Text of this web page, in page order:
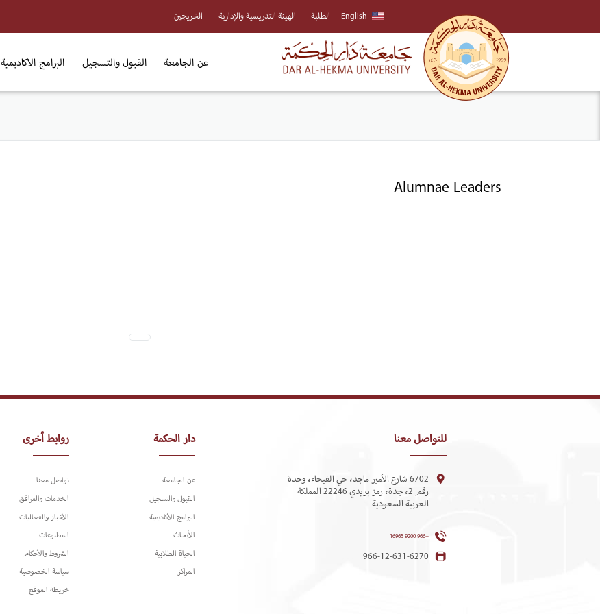
English الطلبة الهيئة التدريسية والإدارية الخريجين
عن الجامعة القبول والتسجيل البرامج الأكاديمية
Alumnae Leaders
للتواصل معنا
6702 شارع الأمير ماجد، حي الفيحاء، وحدة
رقم 2، جدة، رمز بريدي 22246 المملكة
العربية السعودية
+966 9200 16965
966-12-631-6270
دار الحكمة
عن الجامعة
القبول والتسجيل
البرامج الأكاديمية
الأبحاث
الحياة الطلابية
المراكز
روابط أخرى
تواصل معنا
الخدمات والمرافق
الأخبار والفعاليات
المطبوعات
الشروط والأحكام
سياسة الخصوصية
خريطة الموقع